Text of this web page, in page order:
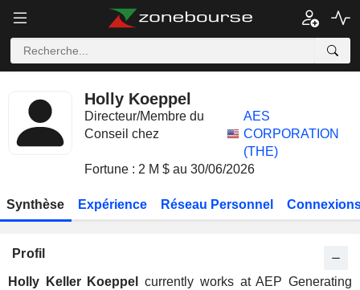
Holly Koeppel
Directeur/Membre du
Conseil chez
AES
CORPORATION
(THE)
Fortune : 2 M $ au 30/06/2026
Synthèse Expérience Réseau Personnel
Profil
Holly Keller Koeppel
currently works at AEP Generating